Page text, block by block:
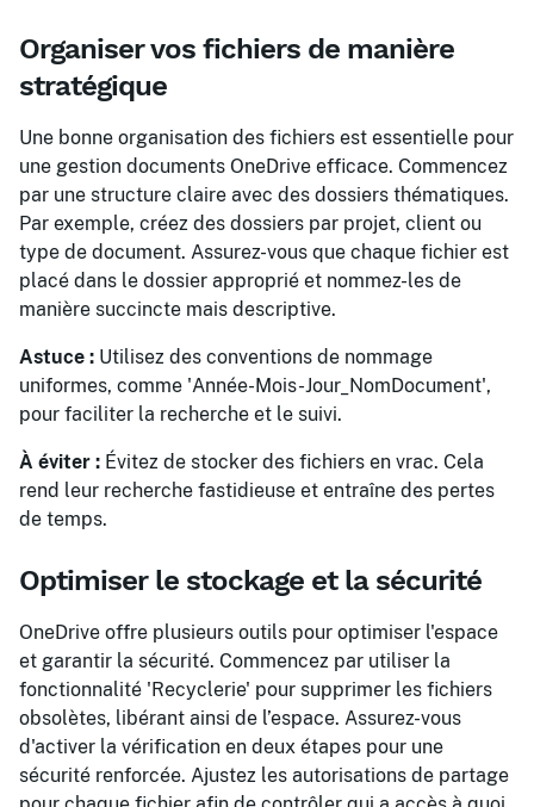
Organiser vos fichiers de manière
stratégique
Une bonne organisation des fichiers est essentielle pour
une gestion documents OneDrive efficace. Commencez
par une structure claire avec des dossiers thématiques.
Par exemple, créez des dossiers par projet, client ou
type de document. Assurez-vous que chaque fichier est
placé dans le dossier approprié et nommez-les de
manière succincte mais descriptive.
Astuce : Utilisez des conventions de nommage
uniformes, comme 'Année-Mois-Jour_NomDocument',
pour faciliter la recherche et le suivi.
À éviter : Évitez de stocker des fichiers en vrac. Cela
rend leur recherche fastidieuse et entraîne des pertes
de temps.
Optimiser le stockage et la sécurité
OneDrive offre plusieurs outils pour optimiser l'espace
et garantir la sécurité. Commencez par utiliser la
fonctionnalité 'Recyclerie' pour supprimer les fichiers
obsolètes, libérant ainsi de l’espace. Assurez-vous
d'activer la vérification en deux étapes pour une
sécurité renforcée. Ajustez les autorisations de partage